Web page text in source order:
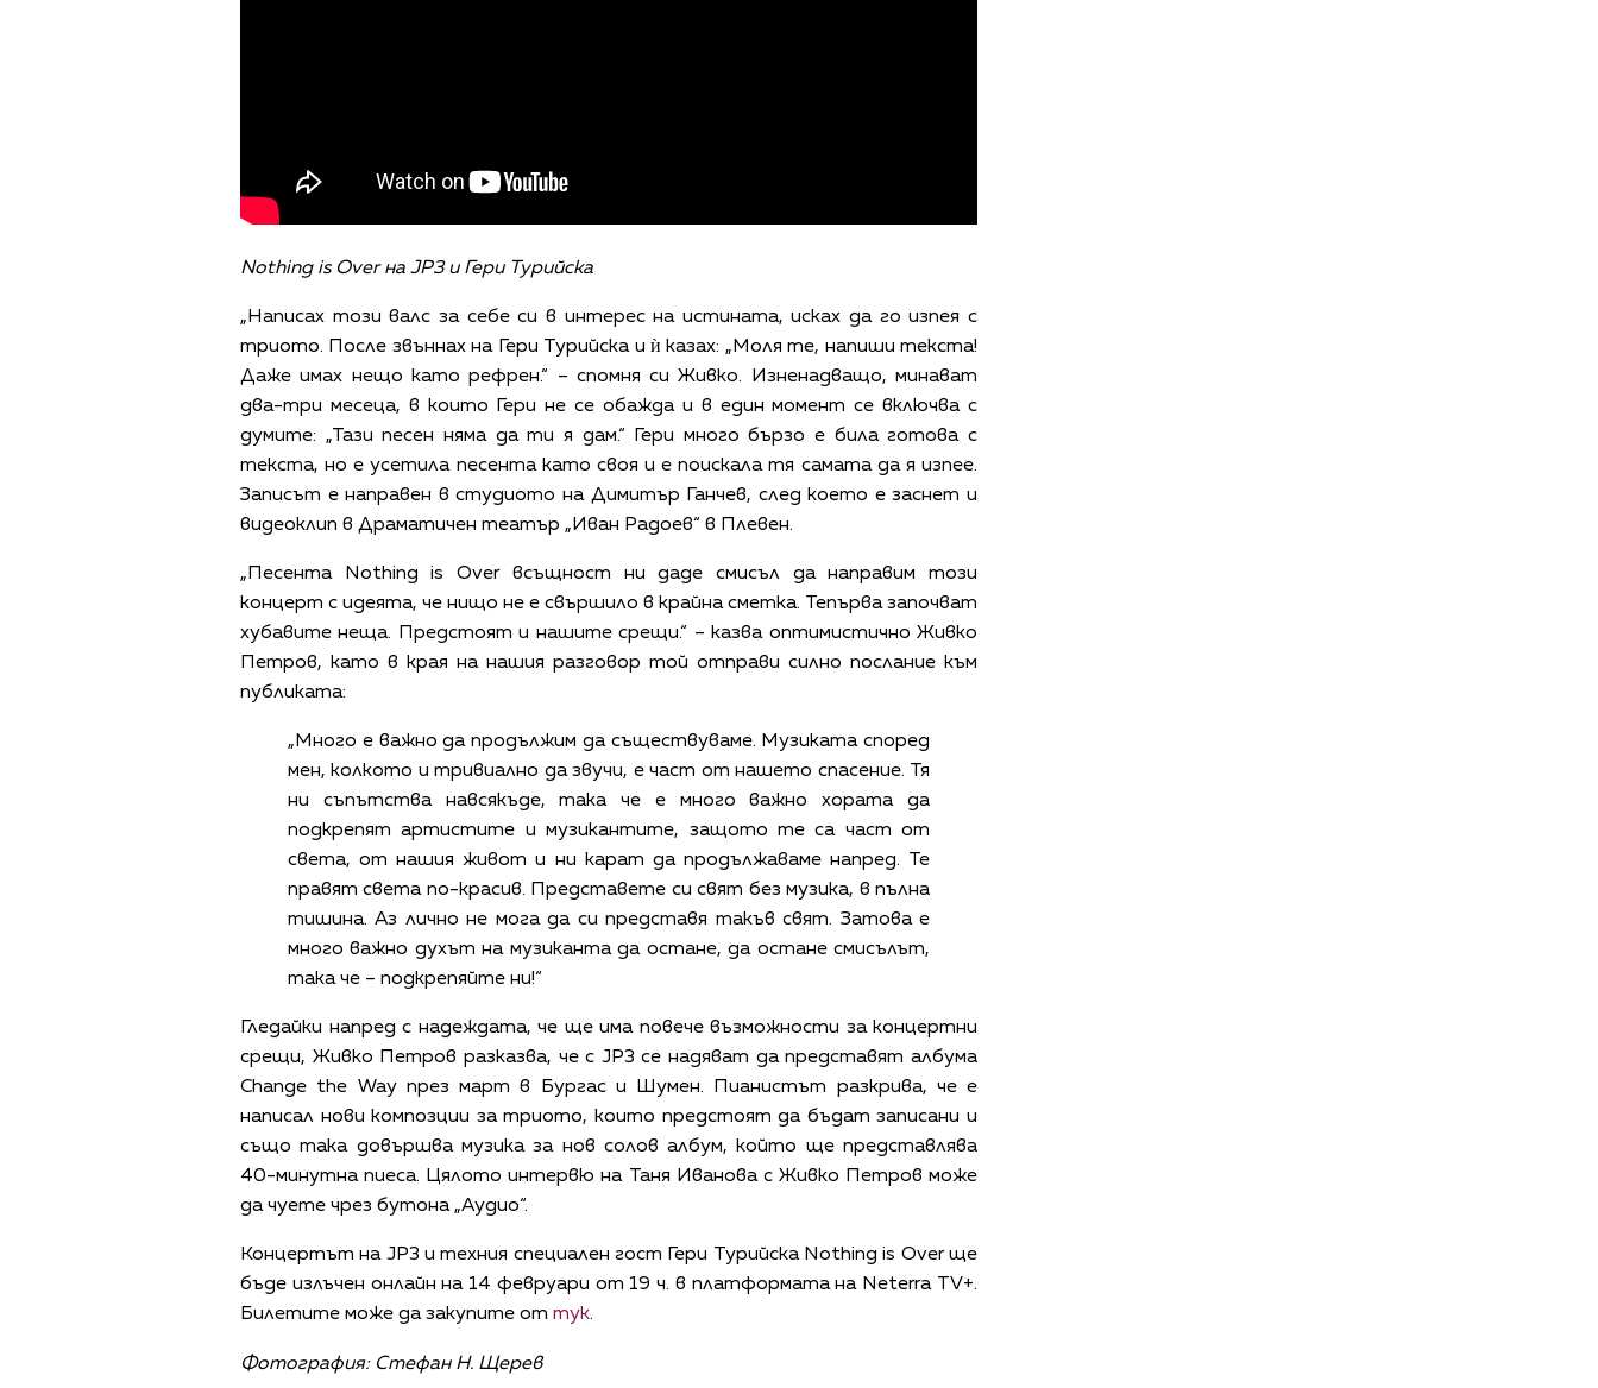
Nothing is Over на JP3 и Гери Турийска
„Написах този валс за себе си в интерес на истината, исках да го изпея с
триото. После звъннах на Гери Турийска и ѝ казах: „Моля те, напиши текста!
Даже имах нещо като рефрен.“ – спомня си Живко. Изненадващо, минават
два-три месеца, в които Гери не се обажда и в един момент се включва с
думите: „Тази песен няма да ти я дам.“ Гери много бързо е била готова с
текста, но е усетила песента като своя и е поискала тя самата да я изпее.
Записът е направен в студиото на Димитър Ганчев, след което е заснет и
видеоклип в Драматичен театър „Иван Радоев“ в Плевен.
„Песента Nothing is Over всъщност ни даде смисъл да направим този
концерт с идеята, че нищо не е свършило в крайна сметка. Тепърва започват
хубавите неща. Предстоят и нашите срещи.“ – казва оптимистично Живко
Петров, като в края на нашия разговор той отправи силно послание към
публиката:
„Много е важно да продължим да съществуваме. Музиката според
мен, колкото и тривиално да звучи, е част от нашето спасение. Тя
ни съпътства навсякъде, така че е много важно хората да
подкрепят артистите и музикантите, защото те са част от
света, от нашия живот и ни карат да продължаваме напред. Те
правят света по-красив. Представете си свят без музика, в пълна
тишина. Аз лично не мога да си представя такъв свят. Затова е
много важно духът на музиканта да остане, да остане смисълът,
така че – подкрепяйте ни!“
Гледайки напред с надеждата, че ще има повече възможности за концертни
срещи, Живко Петров разказва, че с JP3 се надяват да представят албума
Change the Way през март в Бургас и Шумен. Пианистът разкрива, че е
написал нови композции за триото, които предстоят да бъдат записани и
също така довършва музика за нов солов албум, който ще представлява
40-минутна пиеса. Цялото интервю на Таня Иванова с Живко Петров може
да чуете чрез бутона „Аудио“.
Концертът на JP3 и техния специален гост Гери Турийска Nothing is Over ще
бъде излъчен онлайн на 14 февруари от 19 ч. в платформата на Neterra TV+.
Билетите може да закупите от тук.
Фотография: Стефан Н. Щерев